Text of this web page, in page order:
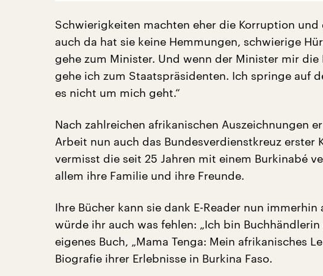
Schwierigkeiten machten eher die Korruption und
auch da hat sie keine Hemmungen, schwierige
gehe zum Minister. Und wenn der Minister mir
gehe ich zum Staatspräsidenten. Ich springe auf
es nicht um mich geht.“
Nach zahlreichen afrikanischen Auszeichnungen
Arbeit nun auch das Bundesverdienstkreuz erster
vermisst die seit 25 Jahren mit einem Burkinabé
allem ihre Familie und ihre Freunde.
Ihre Bücher kann sie dank E-Reader nun
würde ihr auch was fehlen: „Ich bin
eigenes Buch, „Mama Tenga: Mein afrikanisches
Biografie ihrer Erlebnisse in Burkina Faso.